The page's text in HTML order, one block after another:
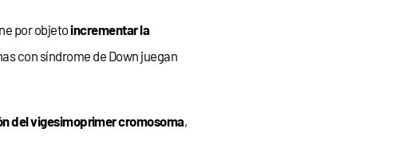
por objetoincrementar la
con síndrome de Down juegan
del vigesimoprimer cromosoma,